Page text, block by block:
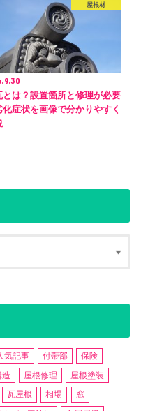
屋根材
とは？設置箇所と修理が必要
化症状を画像で分かりやすく
気記事 付帯部
保険
造 屋根修理
屋根塗装
瓦屋根 相場
窓